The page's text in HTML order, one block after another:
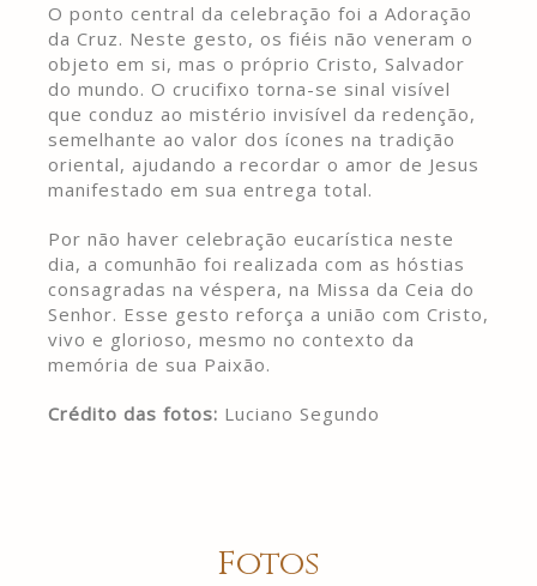
O ponto central da celebração foi a Adoração
da Cruz. Neste gesto, os fiéis não veneram o
objeto em si, mas o próprio Cristo, Salvador
do mundo. O crucifixo torna-se sinal visível
que conduz ao mistério invisível da redenção,
semelhante ao valor dos ícones na tradição
oriental, ajudando a recordar o amor de Jesus
manifestado em sua entrega total.
Por não haver celebração eucarística neste
dia, a comunhão foi realizada com as hóstias
consagradas na véspera, na Missa da Ceia do
Senhor. Esse gesto reforça a união com Cristo,
vivo e glorioso, mesmo no contexto da
memória de sua Paixão.
Crédito das fotos: Luciano Segundo
Fotos